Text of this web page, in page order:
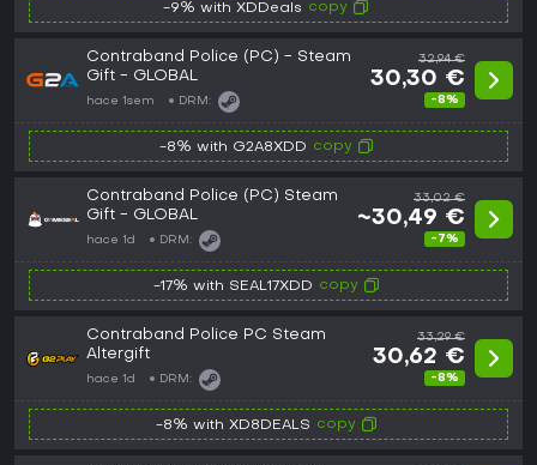
-9% with XDDeals copy
Contraband Police (PC) - Steam
Gift - GLOBAL
hace 1sem DRM:
32,94 €
30,30 €
-8%
-8% with G2A8XDD copy
Contraband Police (PC) Steam
Gift - GLOBAL
hace 1d DRM:
33,02 €
~30,49 €
-7%
-17% with SEAL17XDD copy
Contraband Police PC Steam
Altergift
hace 1d DRM:
33,29 €
30,62 €
-8%
-8% with XD8DEALS copy